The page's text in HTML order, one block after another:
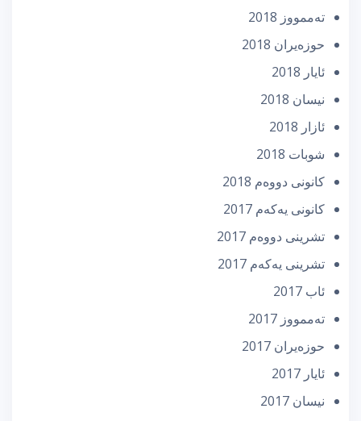
تەممووز 2018
حوزه‌یران 2018
ئایار 2018
نیسان 2018
ئازار 2018
شوبات 2018
كانونی دووه‌م 2018
كانونی یه‌كه‌م 2017
تشرینی دووه‌م 2017
تشرینی یه‌كه‌م 2017
ئاب 2017
تەممووز 2017
حوزه‌یران 2017
ئایار 2017
نیسان 2017